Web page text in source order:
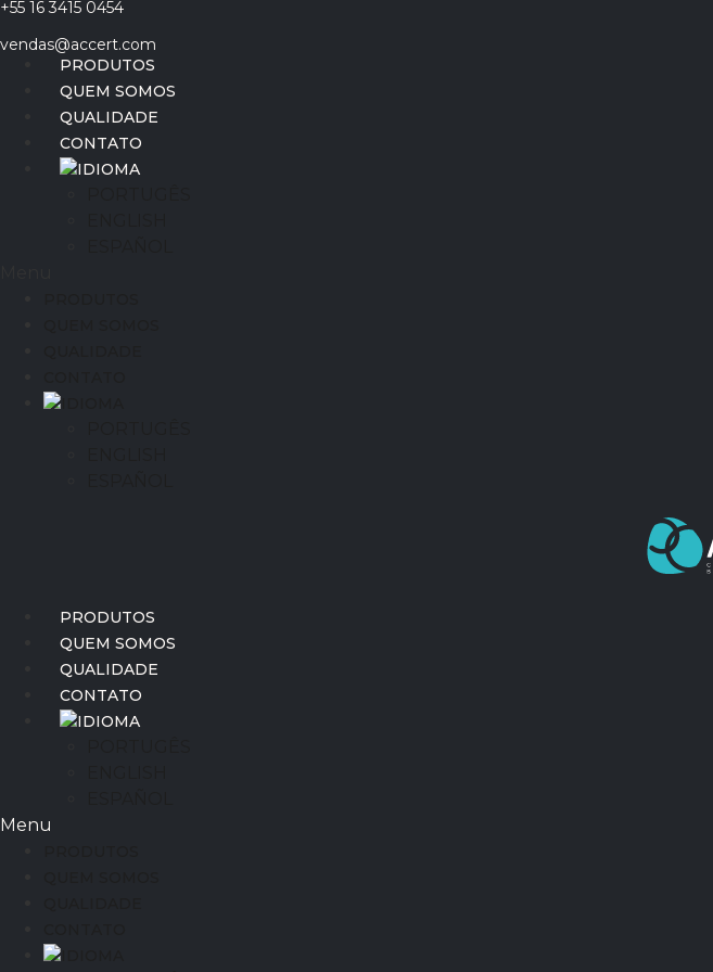
Ir
para
conteúdo
+55 16 3415 0454
vendas@accert.com
PRODUTOS
QUEM SOMOS
QUALIDADE
CONTATO
IDIOMA
PRODUTOS
QUEM SOMOS
QUALIDADE
CONTATO
IDIOMA
Menu